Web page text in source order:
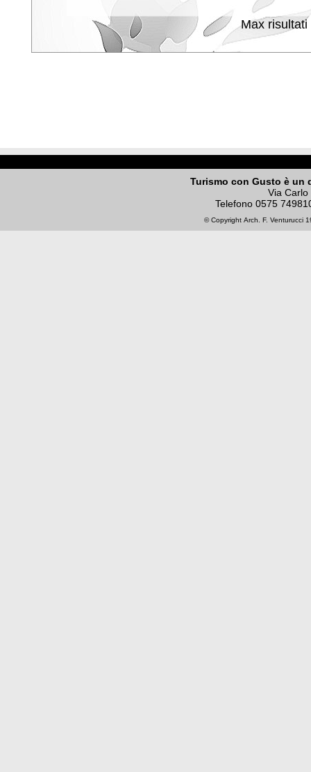
Max risultati
Turismo con Gusto è un
Via
Telefono 0575
© Copyright Arch. F. Venturucci